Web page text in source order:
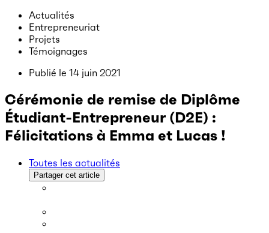
Actualités
Entrepreneuriat
Projets
Témoignages
Publié le 14 juin 2021
Cérémonie de remise de Diplôme
Étudiant-Entrepreneur (D2E) :
Félicitations à Emma et Lucas !
Toutes les actualités
Partager cet article